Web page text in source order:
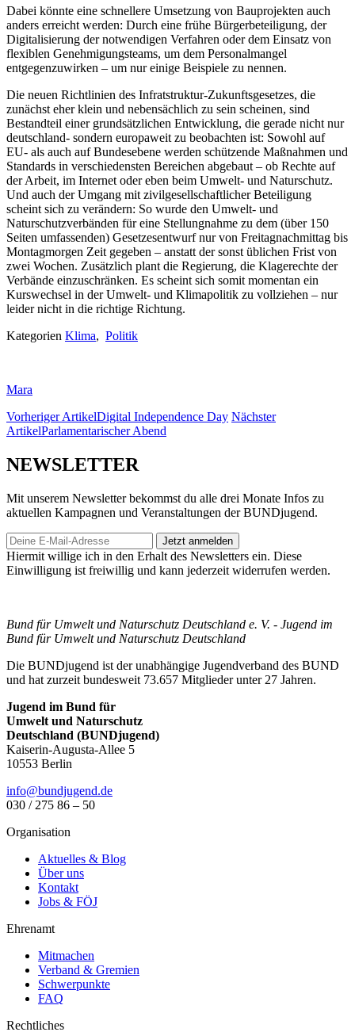
Dabei könnte eine schnellere Umsetzung von Bauprojekten auch
anders erreicht werden: Durch eine frühe Bürgerbeteiligung, der
Digitalisierung der notwendigen Verfahren oder dem Einsatz von
flexiblen Genehmigungsteams, um dem Personalmangel
entgegenzuwirken – um nur einige Beispiele zu nennen.
Die neuen Richtlinien des Infratstruktur-Zukunftsgesetzes, die
zunächst eher klein und nebensächlich zu sein scheinen, sind
Bestandteil einer grundsätzlichen Entwicklung, die gerade nicht nur
deutschland- sondern europaweit zu beobachten ist: Sowohl auf
EU- als auch auf Bundesebene werden schützende Maßnahmen und
Standards in verschiedensten Bereichen abgebaut – ob Rechte auf
der Arbeit, im Internet oder eben beim Umwelt- und Naturschutz.
Und auch der Umgang mit zivilgesellschaftlicher Beteiligung
scheint sich zu verändern: So wurde den Umwelt- und
Naturschutzverbänden für eine Stellungnahme zu dem (über 150
Seiten umfassenden) Gesetzesentwurf nur von Freitagnachmittag bis
Montagmorgen Zeit gegeben – anstatt der sonst üblichen Frist von
zwei Wochen. Zusätzlich plant die Regierung, die Klagerechte der
Verbände einzuschränken. Es scheint sich somit momentan ein
Kurswechsel in der Umwelt- und Klimapolitik zu vollziehen – nur
leider nicht in die richtige Richtung.
Kategorien Klima, Politik
Mara
Vorheriger ArtikelDigital Independence Day Nächster
ArtikelParlamentarischer Abend
NEWSLETTER
Mit unserem Newsletter bekommst du alle drei Monate Infos zu
aktuellen Kampagnen und Veranstaltungen der BUNDjugend.
Jetzt anmelden
Hiermit willige ich in den Erhalt des Newsletters ein. Diese
Einwilligung ist freiwillig und kann jederzeit widerrufen werden.
Bund für Umwelt und Naturschutz Deutschland e. V. - Jugend im
Bund für Umwelt und Naturschutz Deutschland
Die BUNDjugend ist der unabhängige Jugendverband des BUND
und hat zurzeit bundesweit 73.657 Mitglieder unter 27 Jahren.
Jugend im Bund für
Umwelt und Naturschutz
Deutschland (BUNDjugend)
Kaiserin-Augusta-Allee 5
10553 Berlin
info@bundjugend.de
030 / 275 86 – 50
Organisation
Aktuelles & Blog
Über uns
Kontakt
Jobs & FÖJ
Ehrenamt
Mitmachen
Verband & Gremien
Schwerpunkte
FAQ
Rechtliches